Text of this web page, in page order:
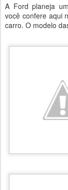
A Ford planeja
você confere aqui
carro. O modelo